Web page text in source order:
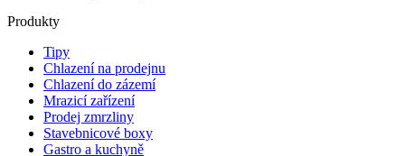
Produkty
Tipy
Chlazení na prodejnu
Chlazení do zázemí
Mrazicí zařízení
Prodej zmrzliny
Stavebnicové boxy
Gastro a kuchyně